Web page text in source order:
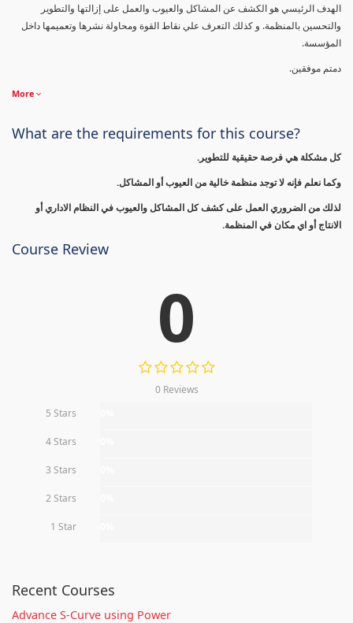
الهدف الرئيسي هو الكشف عن المشاكل والعيوب والعمل على إزالتها والتطوير
والتحسين بالمنظمة. و كذلك التعرف علي نقاط القوة ومحاولة نشرها وتعميمها داخل
المؤسسة.
دمتم موفقين.
More
What are the requirements for this course?
كل مشكلة هي فرصة حقيقية للتطوير.
وكما نعلم فإنه لا توجد منظمة خالية من العيوب أو المشاكل.
لذلك من الضروري العمل على كشف كل المشاكل والعيوب في النظام الاداري أو
الانتاج أو اي مكان في المنظمة.
Course Review
0
0 Reviews
5 Stars
4 Stars
3 Stars
2 Stars
1 Star
Recent Courses
Advance S-Curve using Power